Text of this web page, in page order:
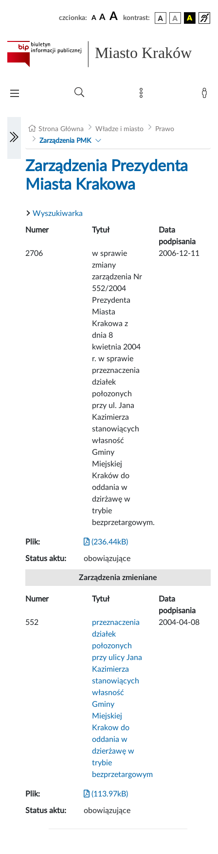
czcionka: A A A kontrast:
Miasto Kraków
Strona Główna Władze i miasto
Prawo
Zarządzenia PMK
Zarządzenia Prezydenta
Miasta Krakowa
Wyszukiwarka
Numer Tytuł
Data
podpisania
2706
w sprawie
zmiany
zarządzenia Nr
552/2004
Prezydenta
Miasta
Krakowa z
dnia 8
kwietnia 2004
r. w sprawie
przeznaczenia
działek
połozonych
przy ul. Jana
Kazimierza
stanowiących
własność
Gminy
Miejskiej
Kraków do
oddania w
dzirżawę w
trybie
bezprzetargowym.
2006-12-11
Plik: (236.44kB)
Status aktu: obowiązujące
Zarządzenia zmieniane
Numer Tytuł
Data
podpisania
552
przeznaczenia
działek
połozonych
przy ulicy Jana
Kazimierza
stanowiących
własność
Gminy
Miejskiej
Krakow do
oddania w
dzierżawę w
trybie
bezprzetargowym
2004-04-08
Plik: (113.97kB)
Status aktu: obowiązujące